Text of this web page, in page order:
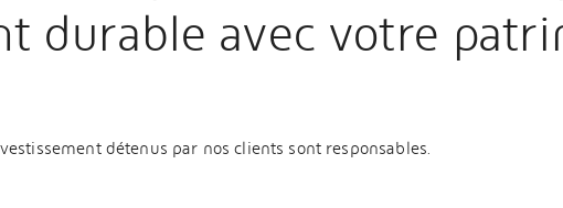
durable avec votre
détenus par nos clients sont responsables.